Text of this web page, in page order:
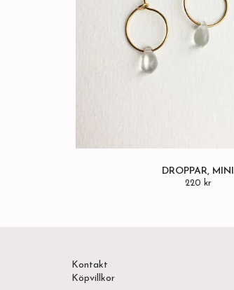
DROPPAR, MINI
220 kr
Kontakt
Köpvillkor